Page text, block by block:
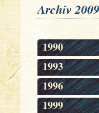
Archiv 2009
1990
1993
1996
1999